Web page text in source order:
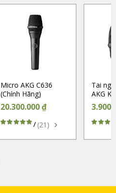
Micro AKG C636
(Chính Hãng)
20.300.000 ₫
/(21)
Tai
AKG
Hãng)